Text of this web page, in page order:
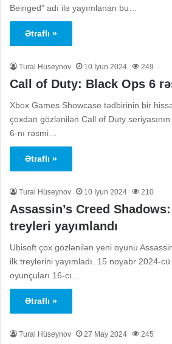
Beinged” adı ilə yayımlanan bu…
Ətraflı »
Tural Hüseynov 10 İyun 2024 249
Call of Duty: Black Ops 6
Xbox Games Showcase tədbirinin bir
çoxdan gözlənilən Call of Duty
6-nı rəsmi…
Ətraflı »
Tural Hüseynov 10 İyun 2024 210
Assassin’s Creed
treyleri yayımlandı
Ubisoft çox gözlənilən yeni oyunu
ilk treylerini yayımladı. 15 noyabr 2024-
oyunçuları 16-cı…
Ətraflı »
Tural Hüseynov 27 May 2024 245